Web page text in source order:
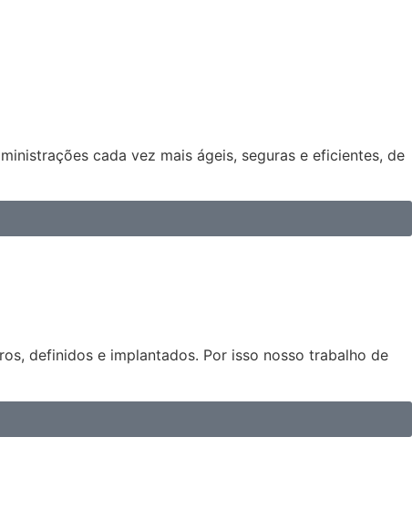
cada vez mais ágeis, seguras e eficientes, de
definidos e implantados. Por isso nosso trabalho de